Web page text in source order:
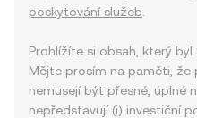
poskytování služeb
Prohlížíte si obsah, který
Mějte prosím na paměti,
nemusejí být přesné, úplné
nepředstavují (i) investiční